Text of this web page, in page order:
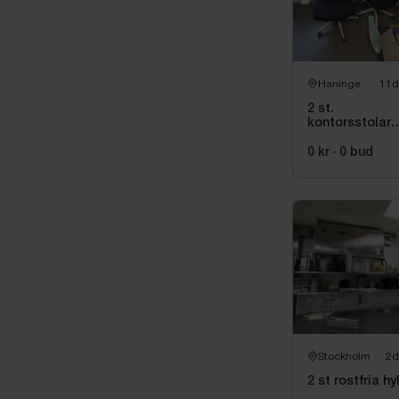
Träfinish i
Normalt
Haninge
2 st.
kontorsstolar
0 kr · 0 bud
Stockholm
2 st rostfria